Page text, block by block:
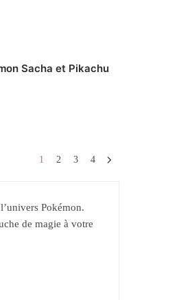
Sacha et Pikachu
1 2 3 4
Pokémon.
de magie à votre